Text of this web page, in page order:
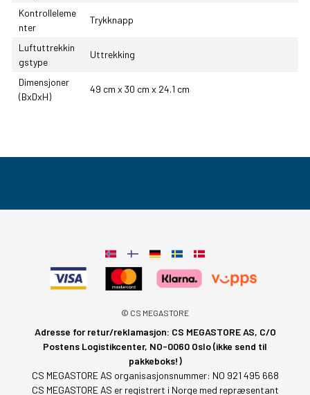
Kontrolleleme
nter
Trykknapp
Luftuttrekkin
gstype
Uttrekking
Dimensjoner
(BxDxH)
49 cm x 30 cm x 24.1 cm
© CS MEGASTORE
Adresse for retur/reklamasjon: CS MEGASTORE AS, C/O
Postens Logistikcenter, NO-0060 Oslo (ikke send til
pakkeboks!)
CS MEGASTORE AS organisasjonsnummer: NO 921 495 668
CS MEGASTORE AS er registrert i Norge med repræsentant